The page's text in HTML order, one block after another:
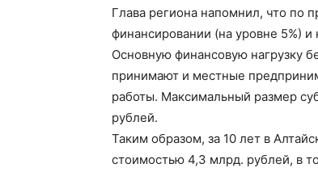
Глава региона напомнил, что по
финансировании (на уровне 5%)
Основную финансовую нагрузку
принимают и местные
работы. Максимальный размер
рублей.
Таким образом, за 10 лет в
стоимостью 4,3 млрд. рублей, в